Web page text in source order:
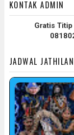
KONTAK ADMIN
Gratis
JADWAL